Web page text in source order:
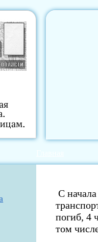
С
погиб, 4
том